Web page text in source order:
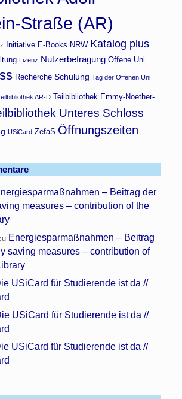
Straße (AR)
Initiative E-Books.NRW Katalog plus
Lizenz Nutzerbefragung Offene Uni
Recherche Schulung Tag der Offenen Uni
AR-D Teilbibliothek Emmy-Noether-
Unteres Schloss
USiCard ZefaS Öffnungszeiten
– Beitrag der
measures – contribution of the
Energiesparmaßnahmen – Beitrag
saving measures – contribution of
USiCard für Studierende ist da //
USiCard für Studierende ist da //
USiCard für Studierende ist da //